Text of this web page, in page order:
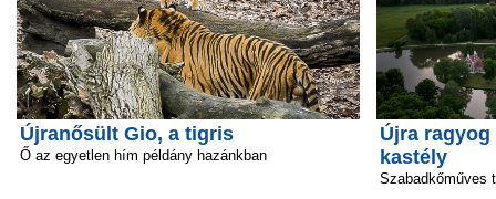
Újranősült Gio, a tigris
Ő az egyetlen hím példány hazánkban
Újra
kastély
Szabadkőműves